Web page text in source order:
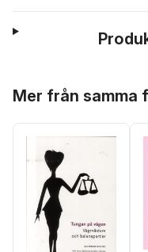
Mer från samma